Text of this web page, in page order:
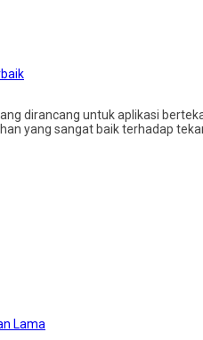
dirancang untuk aplikasi
yang sangat baik terhadap
Lama